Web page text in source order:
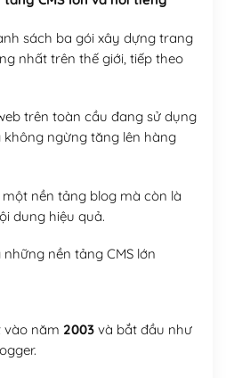
sách ba gói xây dựng trang
nhất trên thế giới, tiếp theo
trên toàn cầu đang sử dụng
không ngừng tăng lên hàng
nền tảng blog mà còn là
dung hiệu quả.
nền tảng CMS lớn
vào năm 2003và bắt đầu như